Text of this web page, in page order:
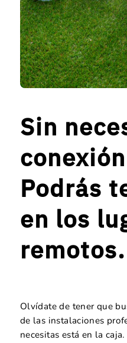
Sin
Podrás
en los
remotos.
Olvídate de tener que
de las instalaciones
necesitas está en la